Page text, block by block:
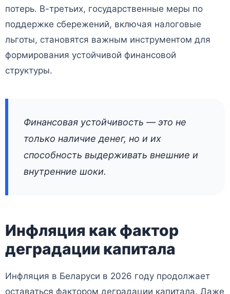
потерь. В-третьих, государственные меры по
поддержке сбережений, включая налоговые
льготы, становятся важным инструментом для
формирования устойчивой финансовой
структуры.
Финансовая устойчивость — это не
только наличие денег, но и их
способность выдерживать внешние и
внутренние шоки.
Инфляция как фактор
деградации капитала
Инфляция в Беларуси в 2026 году продолжает
оставаться фактором деградации капитала. Даже